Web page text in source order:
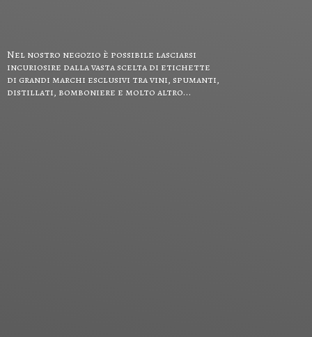
Nel nostro negozio è possibile lasciarsi
incuriosire dalla vasta scelta di etichette
di grandi marchi esclusivi tra vini, spumanti,
distillati, bomboniere e molto altro...